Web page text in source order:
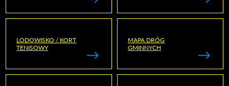
LODOWISKO / KORT
TENISOWY
MAPA DRÓG
GMINNYCH